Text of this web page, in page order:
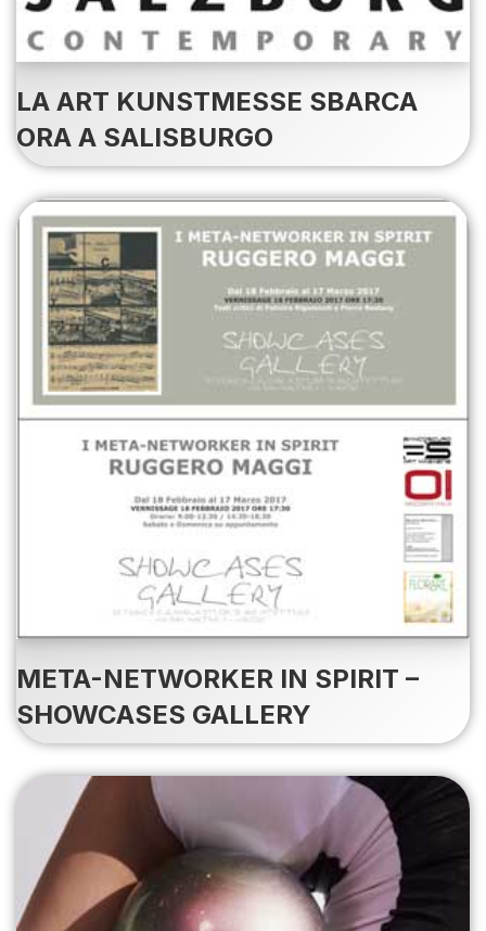
LA ART KUNSTMESSE SBARCA
ORA A SALISBURGO
META-NETWORKER IN SPIRIT –
SHOWCASES GALLERY